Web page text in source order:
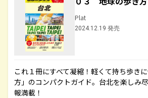
Plat
2024.12.19 発売
これ１冊にすべて凝縮！軽くて持ち歩き
方」のコンパクトガイド。台北を楽しみ
報満載！